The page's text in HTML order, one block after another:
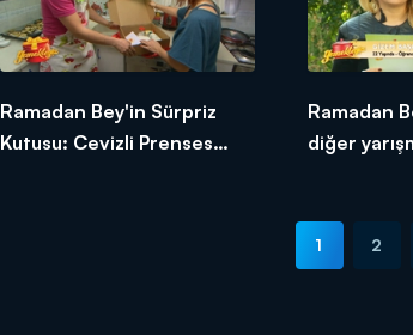
Ramadan Bey'in Sürpriz
Kutusu: Cevizli Prenses
Ramadan
diğer
1 2